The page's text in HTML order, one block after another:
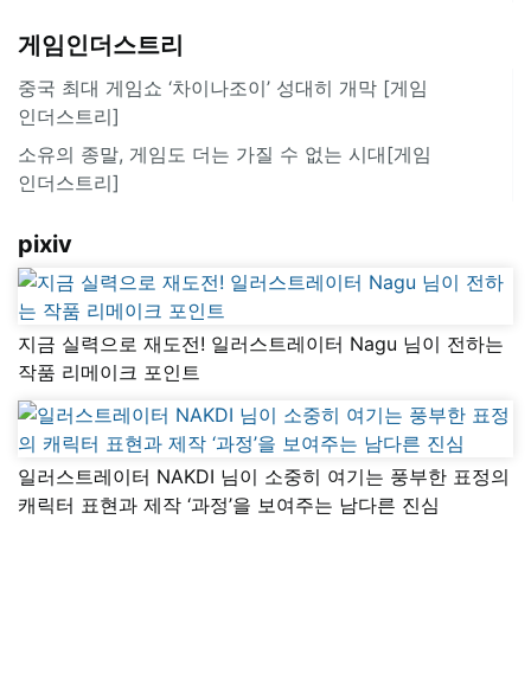
게임인더스트리
중국 최대 게임쇼 ‘차이나조이’ 성대히 개막 [게임
인더스트리]
소유의 종말, 게임도 더는 가질 수 없는 시대[게임
인더스트리]
pixiv
지금 실력으로 재도전! 일러스트레이터 Nagu 님이 전하는
작품 리메이크 포인트
일러스트레이터 NAKDI 님이 소중히 여기는 풍부한 표정의
캐릭터 표현과 제작 ‘과정’을 보여주는 남다른 진심